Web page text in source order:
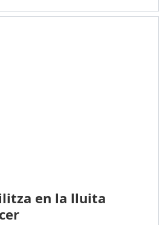
en la lluita